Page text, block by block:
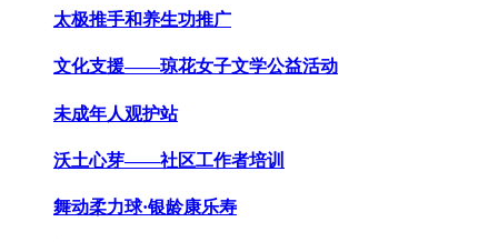
太极推手和养生功推广
文化支援——琼花女子文学公益活动
未成年人观护站
沃土心芽——社区工作者培训
舞动柔力球·银龄康乐寿